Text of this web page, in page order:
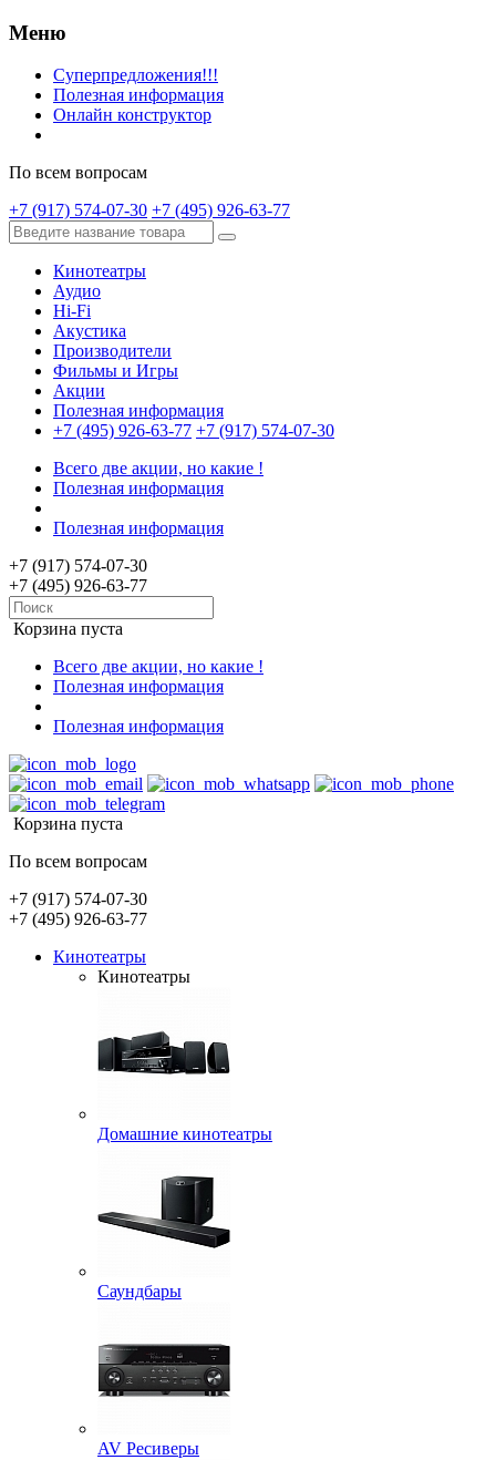
Меню
Суперпредложения!!!
Полезная информация
Онлайн конструктор
По всем вопросам
+7 (917) 574-07-30 +7 (495) 926-63-77
Кинотеатры
Аудио
Hi-Fi
Акустика
Производители
Фильмы и Игры
Акции
Полезная информация
+7 (495) 926-63-77 +7 (917) 574-07-30
Всего две акции, но какие !
Полезная информация
Полезная информация
+7 (917) 574-07-30
+7 (495) 926-63-77
Корзина пуста
Всего две акции, но какие !
Полезная информация
Полезная информация
Корзина пуста
По всем вопросам
+7 (917) 574-07-30
+7 (495) 926-63-77
Кинотеатры
Кинотеатры
Домашние кинотеатры
Саундбары
AV Ресиверы